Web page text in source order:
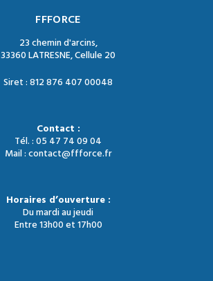
FFFORCE
23 chemin d'arcins,
33360 LATRESNE, Cellule 20
Siret : 812 876 407 00048
Contact :
Tél. : 05 47 74 09 04
Mail : contact@ffforce.fr
Horaires d’ouverture :
Du mardi au jeudi
Entre 13h00 et 17h00